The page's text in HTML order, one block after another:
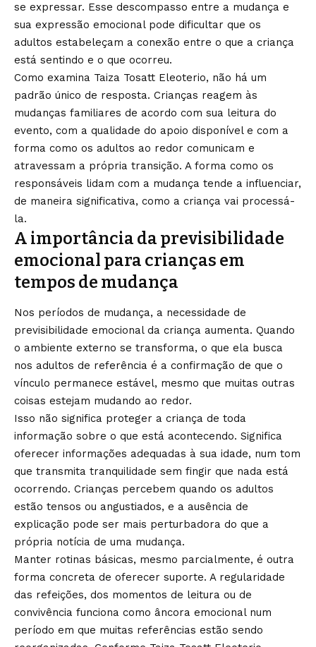
se expressar. Esse descompasso entre a mudança e
sua expressão emocional pode dificultar que os
adultos estabeleçam a conexão entre o que a criança
está sentindo e o que ocorreu.
Como examina Taiza Tosatt Eleoterio, não há um
padrão único de resposta. Crianças reagem às
mudanças familiares de acordo com sua leitura do
evento, com a qualidade do apoio disponível e com a
forma como os adultos ao redor comunicam e
atravessam a própria transição. A forma como os
responsáveis lidam com a mudança tende a influenciar,
de maneira significativa, como a criança vai processá-
la.
A importância da previsibilidade
emocional para crianças em
tempos de mudança
Nos períodos de mudança, a necessidade de
previsibilidade emocional da criança aumenta. Quando
o ambiente externo se transforma, o que ela busca
nos adultos de referência é a confirmação de que o
vínculo permanece estável, mesmo que muitas outras
coisas estejam mudando ao redor.
Isso não significa proteger a criança de toda
informação sobre o que está acontecendo. Significa
oferecer informações adequadas à sua idade, num tom
que transmita tranquilidade sem fingir que nada está
ocorrendo. Crianças percebem quando os adultos
estão tensos ou angustiados, e a ausência de
explicação pode ser mais perturbadora do que a
própria notícia de uma mudança.
Manter rotinas básicas, mesmo parcialmente, é outra
forma concreta de oferecer suporte. A regularidade
das refeições, dos momentos de leitura ou de
convivência funciona como âncora emocional num
período em que muitas referências estão sendo